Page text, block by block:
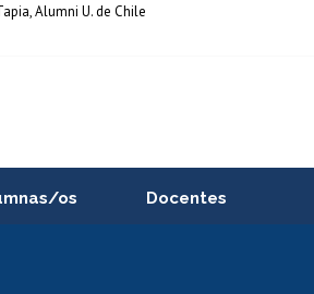
Alumni U. de Chile
os Docentes